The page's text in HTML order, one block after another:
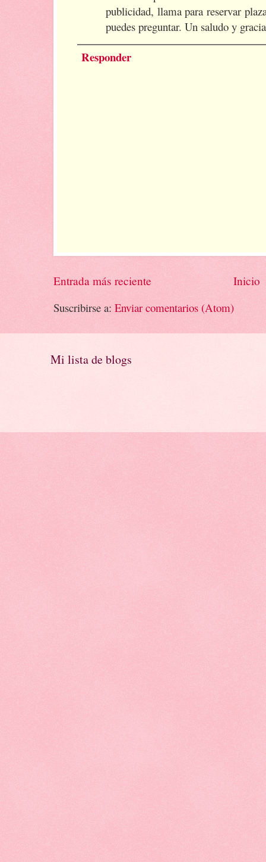
publicidad, llama para reservar
puedes preguntar. Un saludo y
Responder
Entrada más reciente
Inicio
Suscribirse a: Enviar comentarios (Atom)
Mi lista de blogs